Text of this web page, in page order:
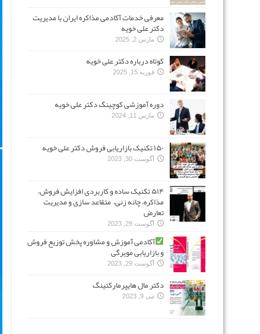
معرفی خدمات آکادمی مذاکره ایران با مدیریت
دکتر علی خویه
مارس 2, 2025
کوتاه درباره دکتر علی خویه
فوریه 15, 2025
دوره آموزشی کوچینگ دکتر علی خویه
مارس 11, 2024
۱۵۰ تکنیک بازاریابی فروش دکتر علی خویه
آگوست 30, 2023
۵۱۴ تکنیک ساده و کاربردی افزایش فروش،
مذاکره، چانه زنی، متقاعد سازی و مدیریت
تعارض
آگوست 29, 2023
آکادمی آموزش و مشاوره پخش توزیع فروش
و بازاریابی مویرگی
آگوست 29, 2023
دکتر مال هایپرمارکتینگ
می 9, 2023